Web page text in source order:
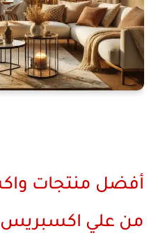
أفضل منتجات
من علي اكسبريس